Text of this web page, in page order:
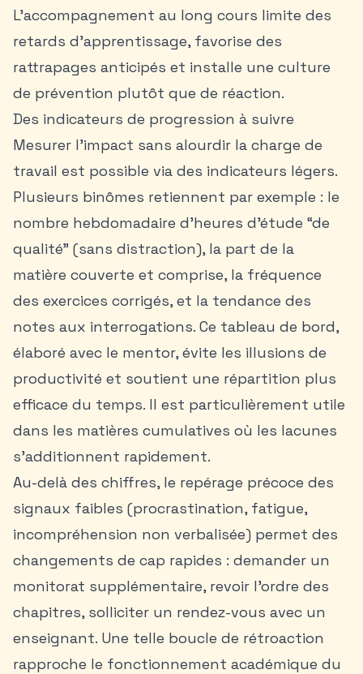
L’accompagnement au long cours limite des
retards d’apprentissage, favorise des
rattrapages anticipés et installe une culture
de prévention plutôt que de réaction.
Des indicateurs de progression à suivre
Mesurer l’impact sans alourdir la charge de
travail est possible via des indicateurs légers.
Plusieurs binômes retiennent par exemple : le
nombre hebdomadaire d’heures d’étude “de
qualité” (sans distraction), la part de la
matière couverte et comprise, la fréquence
des exercices corrigés, et la tendance des
notes aux interrogations. Ce tableau de bord,
élaboré avec le mentor, évite les illusions de
productivité et soutient une répartition plus
efficace du temps. Il est particulièrement utile
dans les matières cumulatives où les lacunes
s’additionnent rapidement.
Au-delà des chiffres, le repérage précoce des
signaux faibles (procrastination, fatigue,
incompréhension non verbalisée) permet des
changements de cap rapides : demander un
monitorat supplémentaire, revoir l’ordre des
chapitres, solliciter un rendez-vous avec un
enseignant. Une telle boucle de rétroaction
rapproche le fonctionnement académique du